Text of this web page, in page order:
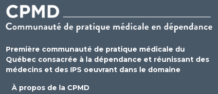
Première communauté de pratique médicale du
Québec consacrée à la dépendance et réunissant des
médecins et des IPS oeuvrant dans le domaine
À propos de la CPMD